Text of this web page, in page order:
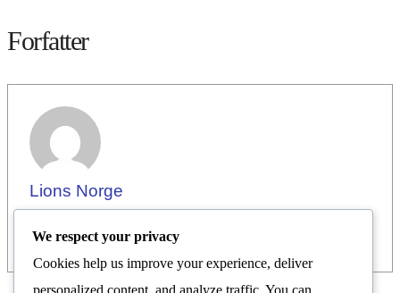
Forfatter
Lions Norge
We respect your privacy
Cookies help us improve your experience, deliver
personalized content, and analyze traffic. You can